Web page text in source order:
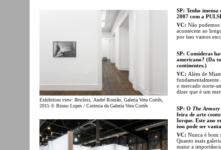
Exhibition view: Restless, André Romão, Galeria Vera Cortês,
2015 © Bruno Lopes / Cortesia da Galeria Vera Cortês
SP: Tenho
2007 com a
VC: Não podemos
acontecem ao
por isso vamos
SP: Consideras
americano? (Da
continentes.)
VC: Além de
fundamentalmente
o mercado norte-
dizer que é um
SP: O The Armory
feira de arte
Iorque. Este ano
isso pode ser
VC: Nunca é bom
Quanto mais
maior a